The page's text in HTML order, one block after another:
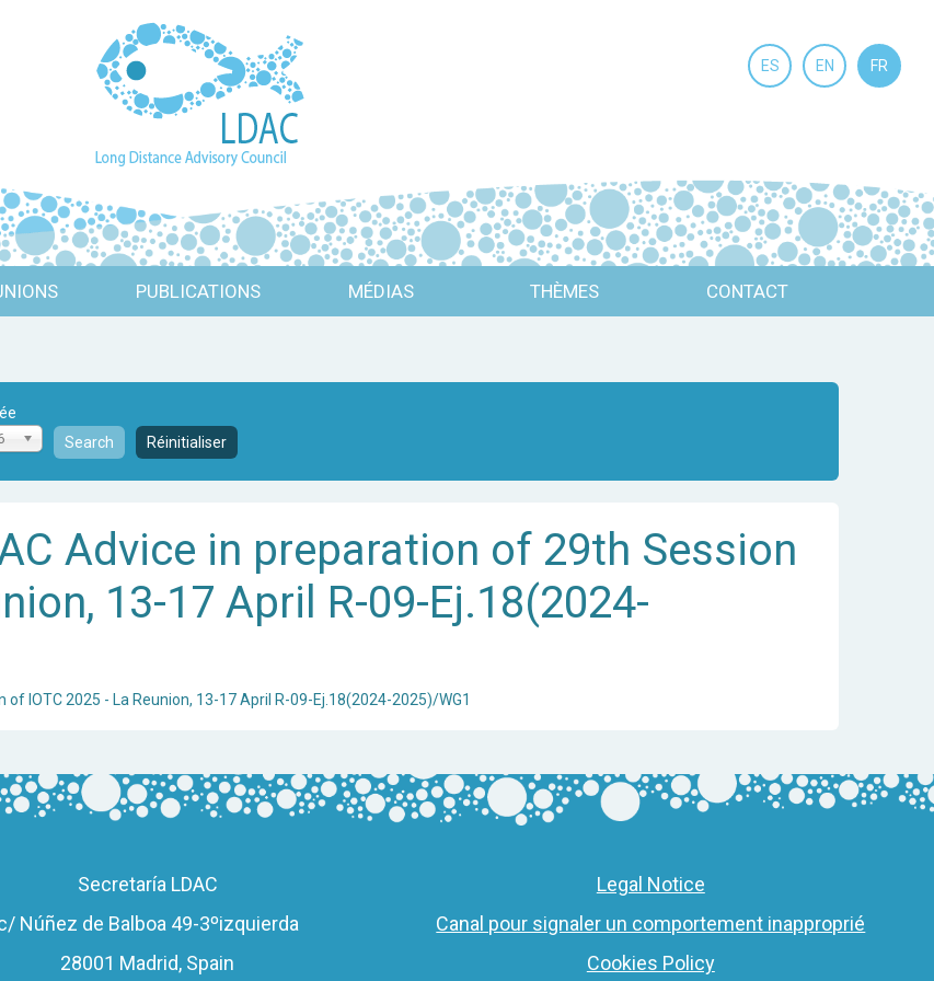
ES EN FR
PUBLICATIONS MÉDIAS THÈMES CONTACT
Search Réinitialiser
Advice in preparation of 29th Session
13-17 April R-09-Ej.18(2024-
IOTC 2025 - La Reunion, 13-17 April R-09-Ej.18(2024-2025)/WG1
Secretaría LDAC
Núñez de Balboa 49-3ºizquierda
28001 Madrid, Spain
Legal Notice
Canal pour signaler un comportement inapproprié
Cookies Policy